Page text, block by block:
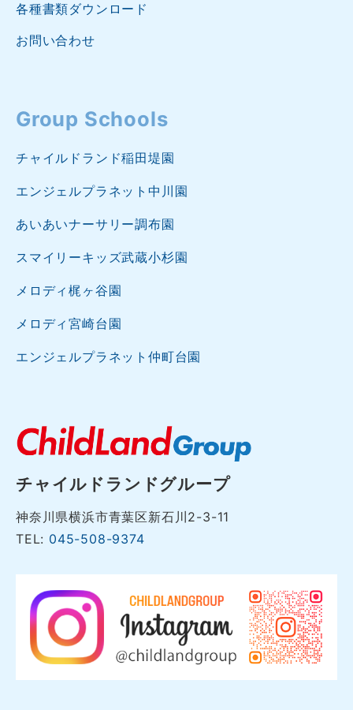
各種書類ダウンロード
お問い合わせ
Group Schools
チャイルドランド稲田堤園
エンジェルプラネット中川園
あいあいナーサリー調布園
スマイリーキッズ武蔵小杉園
メロディ梶ヶ谷園
メロディ宮崎台園
エンジェルプラネット仲町台園
チャイルドランドグループ
神奈川県横浜市青葉区新石川2-3-11
TEL: 045-508-9374